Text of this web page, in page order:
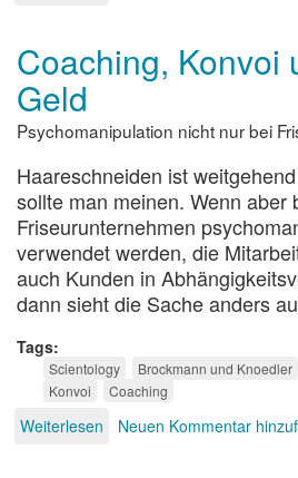
mehr
Coaching, Konvoi
Geld
Psychomanipulation nicht nur bei
Haareschneiden ist
sollte man meinen. Wenn aber
Friseurunternehmen
verwendet werden, die
auch Kunden in
dann sieht die Sache anders
Tags
Scientology Brockmann und Knoedler
Konvoi
Coaching
Weiterlesen über
Neuen Kommentar